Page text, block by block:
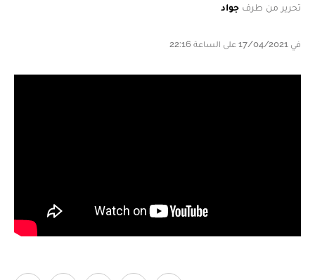
تحرير من طرف جواد
في 17/04/2021 على الساعة 22:16